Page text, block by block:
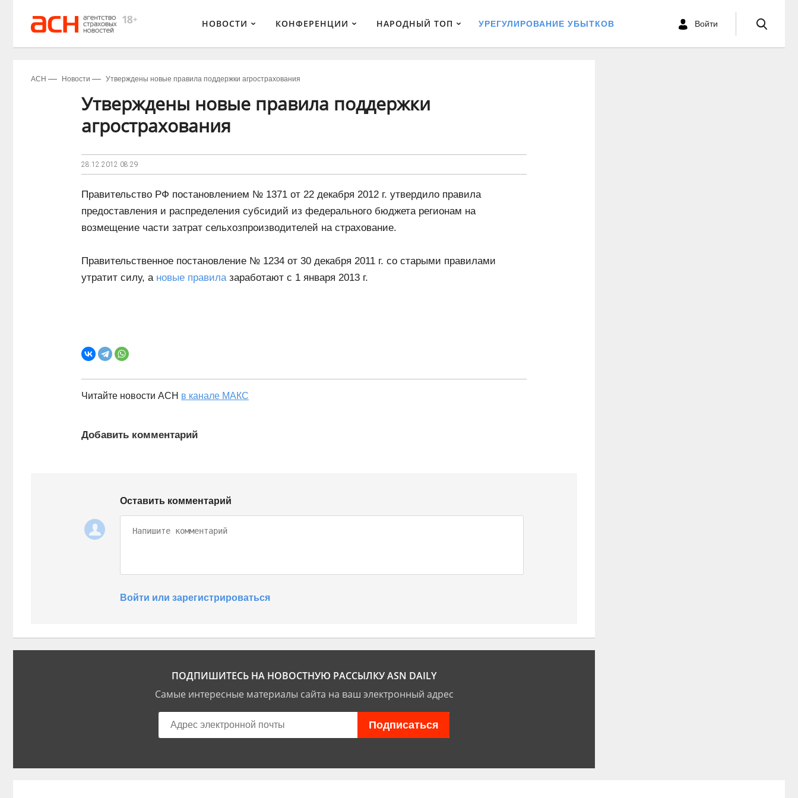
НОВОСТИ КОНФЕРЕНЦИИ НАРОДНЫЙ ТОП УРЕГУЛИРОВАНИЕ УБЫТКОВ Войти
АСН Новости Утверждены новые правила поддержки агрострахования
Утверждены новые правила поддержки
агрострахования
28.12.2012 08:29
Правительство РФ постановлением № 1371 от 22 декабря 2012 г. утвердило правила
предоставления и распределения субсидий из федерального бюджета регионам на
возмещение части затрат сельхозпроизводителей на страхование.
Правительственное постановление № 1234 от 30 декабря 2011 г. со старыми правилами
утратит силу, а новые правилазаработают с 1 января 2013 г.
Читайте новости АСН в канале МАКС
Добавить комментарий
Оставить комментарий
Войти или зарегистрироваться
ПОДПИШИТЕСЬ НА НОВОСТНУЮ РАССЫЛКУ ASN DAILY
Самые интересные материалы сайта на ваш электронный адрес